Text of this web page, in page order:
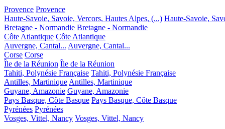
Provence Provence
Haute-Savoie, Savoie, Vercors, Hautes Alpes, (...) Haute-Savoie,
Bretagne - Normandie Bretagne - Normandie
Côte Atlantique Côte Atlantique
Auvergne, Cantal... Auvergne, Cantal...
Corse Corse
Île de la Réunion Île de la Réunion
Tahiti, Polynésie Française Tahiti, Polynésie Française
Antilles, Martinique Antilles, Martinique
Guyane, Amazonie Guyane, Amazonie
Pays Basque, Côte Basque Pays Basque, Côte Basque
Pyrénées Pyrénées
Vosges, Vittel, Nancy Vosges, Vittel, Nancy